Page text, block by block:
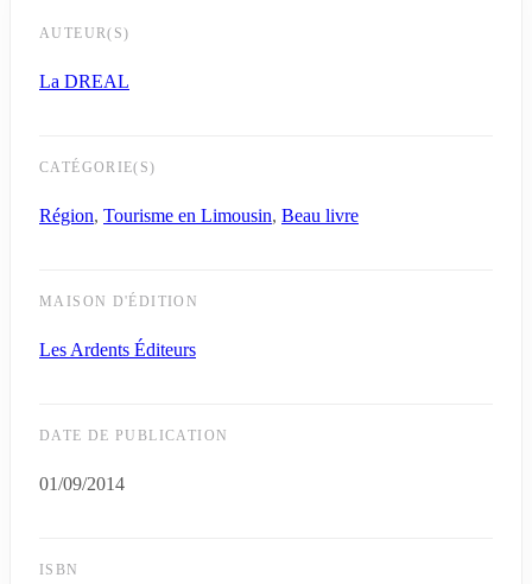
AUTEUR(S)
La DREAL
CATÉGORIE(S)
Région, Tourisme en Limousin, Beau livre
MAISON D'ÉDITION
Les Ardents Éditeurs
DATE DE PUBLICATION
01/09/2014
ISBN